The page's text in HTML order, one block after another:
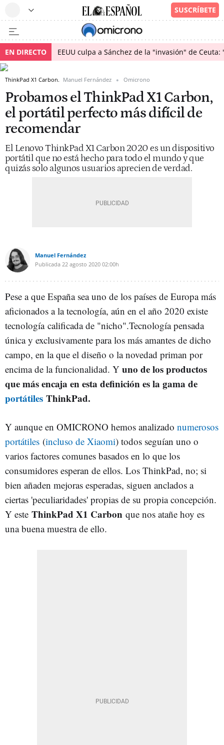
EN DIRECTO EEUU culpa a Sánchez de la "invasión" de
ThinkPad X1 Carbon. Manuel Fernández Omicrono
Probamos el ThinkPad X1 Carbon,
el portátil perfecto más difícil de
recomendar
El Lenovo ThinkPad X1 Carbon 2020 es un dispositivo
portátil que no está hecho para todo el mundo y que
quizás solo algunos usuarios aprecien de verdad.
Manuel Fernández
Publicada 22 agosto 2020 02:00h
Pese a que España sea uno de los países de Europa más
aficionados a la tecnología, aún en el año 2020 existe
tecnología calificada de "nicho".Tecnología pensada
única y exclusivamente para los más amantes de dicho
campo, en la que el diseño o la novedad priman por
encima de la funcionalidad. Y uno de los productos
que más encaja en esta definición es la gama de
portátiles ThinkPad.
Y aunque en OMICRONO hemos analizado numerosos
portátiles (incluso de Xiaomi) todos seguían uno o
varios factores comunes basados en lo que los
consumidores esperan de ellos. Los ThinkPad, no; si
bien añaden mejoras esperadas, siguen anclados a
ciertas 'peculiaridades' propias de su propia concepción.
Y este ThinkPad X1 Carbon que nos atañe hoy es
una buena muestra de ello.